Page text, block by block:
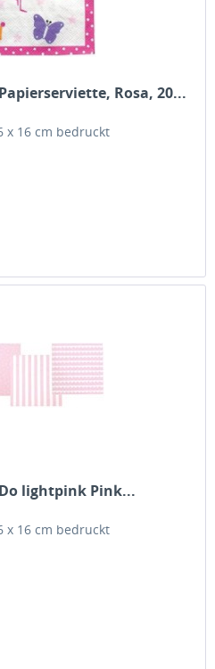
Rosa, 20...
x 16 cm bedruckt
lightpink Pink...
x 16 cm bedruckt